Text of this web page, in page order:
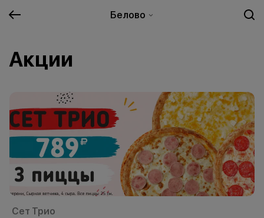
Белово
Акции
Сет Трио